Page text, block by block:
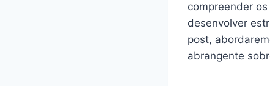
compreender
desenvolver
post,
abrangente